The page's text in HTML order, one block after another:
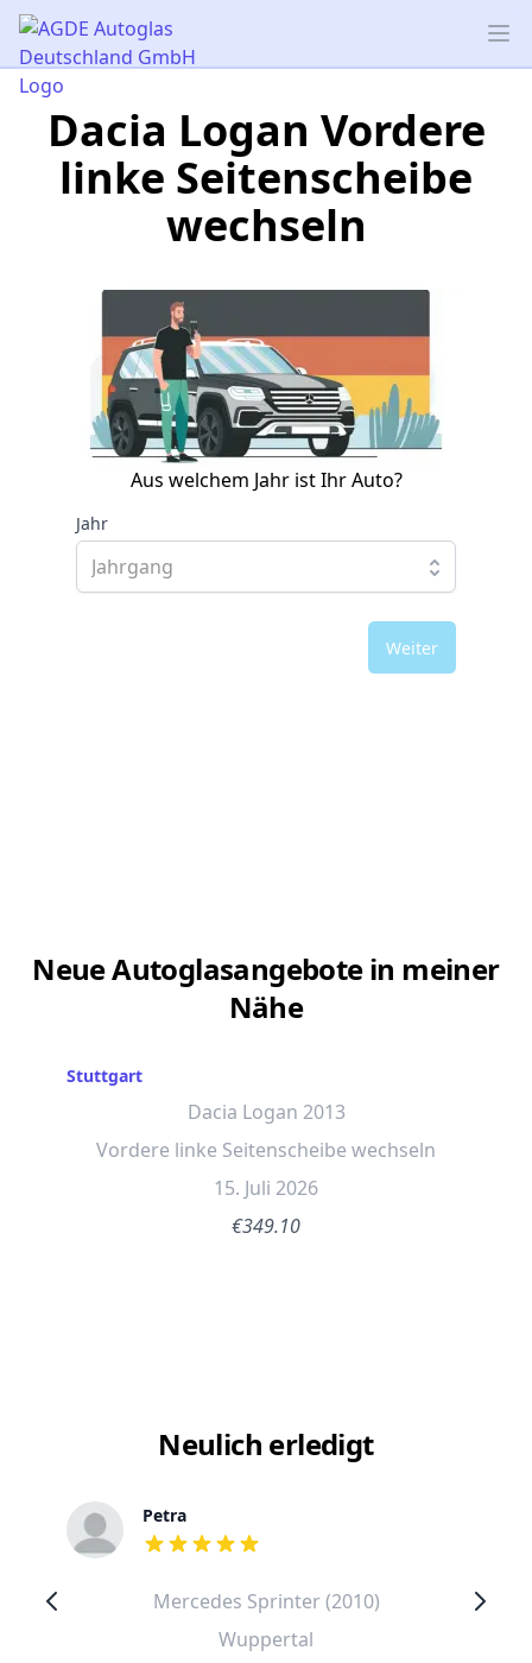
AGDE Autoglas Deutschland GmbH
Dacia Logan Vordere
linke Seitenscheibe
wechseln
Aus welchem Jahr ist Ihr Auto?
Jahr
Weiter
Neue Autoglasangebote in meiner
Nähe
Stuttgart
Dacia Logan 2013
Vordere linke Seitenscheibe wechseln
15. Juli 2026
€349.10
Neulich erledigt
Petra
out of 5 stars
Mercedes Sprinter (2010)
Wuppertal